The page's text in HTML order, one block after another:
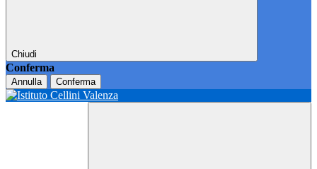
Chiudi
Conferma
Annulla Conferma